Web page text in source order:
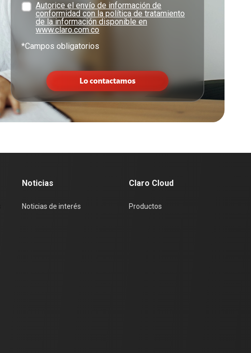
Autorice el envío de información de
conformidad con la política de tratamiento
de la información disponible en
www.claro.com.co
*Campos obligatorios
Lo contactamos
Noticias
Noticias de interés
Claro Cloud
Productos